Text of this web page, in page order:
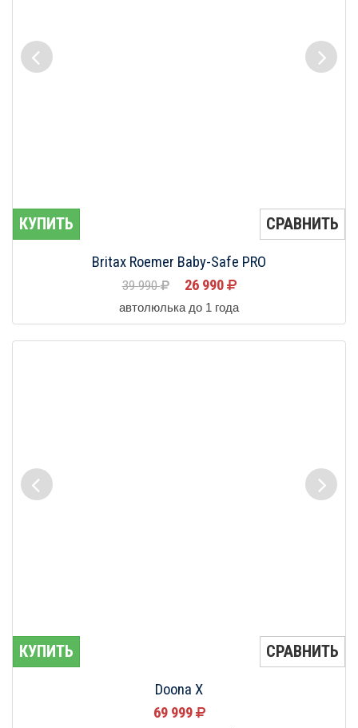
КУПИТЬ СРАВНИТЬ
Britax Roemer Baby-Safe PRO
39 990 26 990
автолюлька до 1 года
КУПИТЬ СРАВНИТЬ
Doona X
69 999